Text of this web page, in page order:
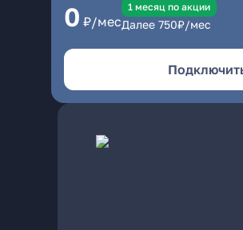
0 ₽/мес
1 месяц по акции
Далее 750₽/мес